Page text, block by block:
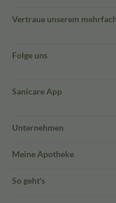
Vertraue unserem
Folge uns
Sanicare App
Unternehmen
Meine Apotheke
So geht's